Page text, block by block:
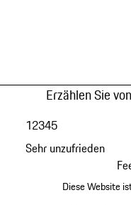
Erzählen Sie
Sehr unzufrieden
12345
Diese Website